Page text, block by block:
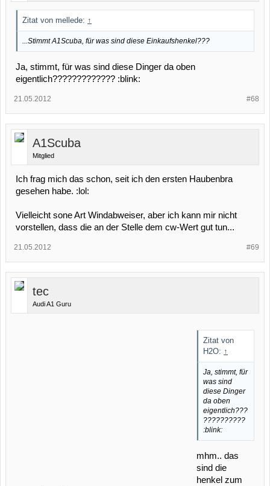
Zitat von mellede: ↑
...Stimmt A1Scuba, für was sind diese Einkaufshenkel???
Ja, stimmt, für was sind diese Dinger da oben
eigentlich????????????? :blink:
#68
21.05.2012
A1Scuba
Mitglied
Ich frag mich das schon, seit ich den ersten Haubenbra
gesehen habe. :lol:
Vielleicht sone Art Windabweiser, aber ich kann mir nicht
vorstellen, dass die an der Stelle dem cw-Wert gut tun...
#69
21.05.2012
tec
Audi A1 Guru
Zitat von
H2O: ↑
Ja, stimmt, für
was sind
diese Dinger
da oben
eigentlich???
??????????
:blink:
mhm.. das
sind die
henkel zum